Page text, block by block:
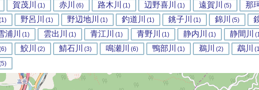
賀茂川 (1) 赤川 (6) 路木川 (1) 辺野喜川 (1) 遠賀川 (5) 那
野呂川 (1) 野辺地川 (1) 釣道川 (1) 銚子川 (1) 錦川 (5)
浦川 (1) 雲出川 (1) 青江川 (1) 青野川 (1) 静内川 (1) 静間川
鮫川 (2) 鯖石川 (3) 鳴瀬川 (6) 鴨部川 (1) 鵜川 (2) 鵡川